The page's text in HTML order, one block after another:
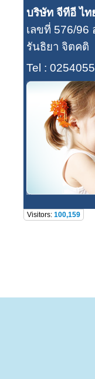
บริษัท จีทีอี ไท
เลขที่ 576/
รันธิยา จิตคติ
Tel :
Visitors: 100,159